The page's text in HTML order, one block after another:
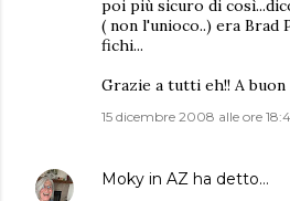
poi più sicuro di
( non l'unioco..) era Brad
fichi...
Grazie a tutti eh!! A buon
15 dicembre 2008 alle ore
Moky in AZ ha detto…